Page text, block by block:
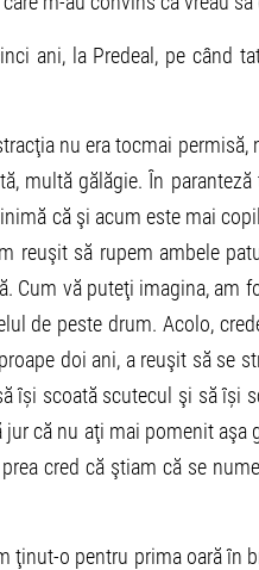
ani, la Predeal, pe când
nu era tocmai
multă gălăgie. În
că şi acum este mai
reuşit să rupem ambele
Cum vă puteţi imagina, am
de peste drum. Acolo,
doi ani, a reuşit să se
își scoată scutecul şi să își
că nu aţi mai pomenit aşa
cred că ştiam că se
o pentru prima oară în